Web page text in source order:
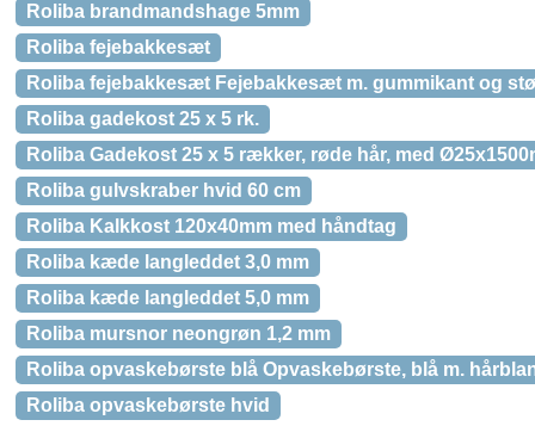
Roliba brandmandshage 5mm
Roliba fejebakkesæt
Roliba fejebakkesæt Fejebakkesæt m. gummikant og
Roliba gadekost 25 x 5 rk.
Roliba Gadekost 25 x 5 rækker, røde hår, med
Roliba gulvskraber hvid 60 cm
Roliba Kalkkost 120x40mm med håndtag
Roliba kæde langleddet 3,0 mm
Roliba kæde langleddet 5,0 mm
Roliba mursnor neongrøn 1,2 mm
Roliba opvaskebørste blå Opvaskebørste, blå m.
Roliba opvaskebørste hvid